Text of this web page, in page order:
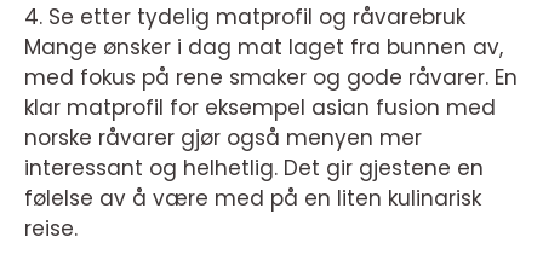
4. Se etter tydelig matprofil og råvarebruk
Mange ønsker i dag mat laget fra bunnen av,
med fokus på rene smaker og gode råvarer. En
klar matprofil for eksempel asian fusion med
norske råvarer gjør også menyen mer
interessant og helhetlig. Det gir gjestene en
følelse av å være med på en liten kulinarisk
reise.